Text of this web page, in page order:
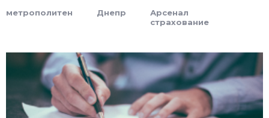
метрополитен Днепр
Арсенал
страхование